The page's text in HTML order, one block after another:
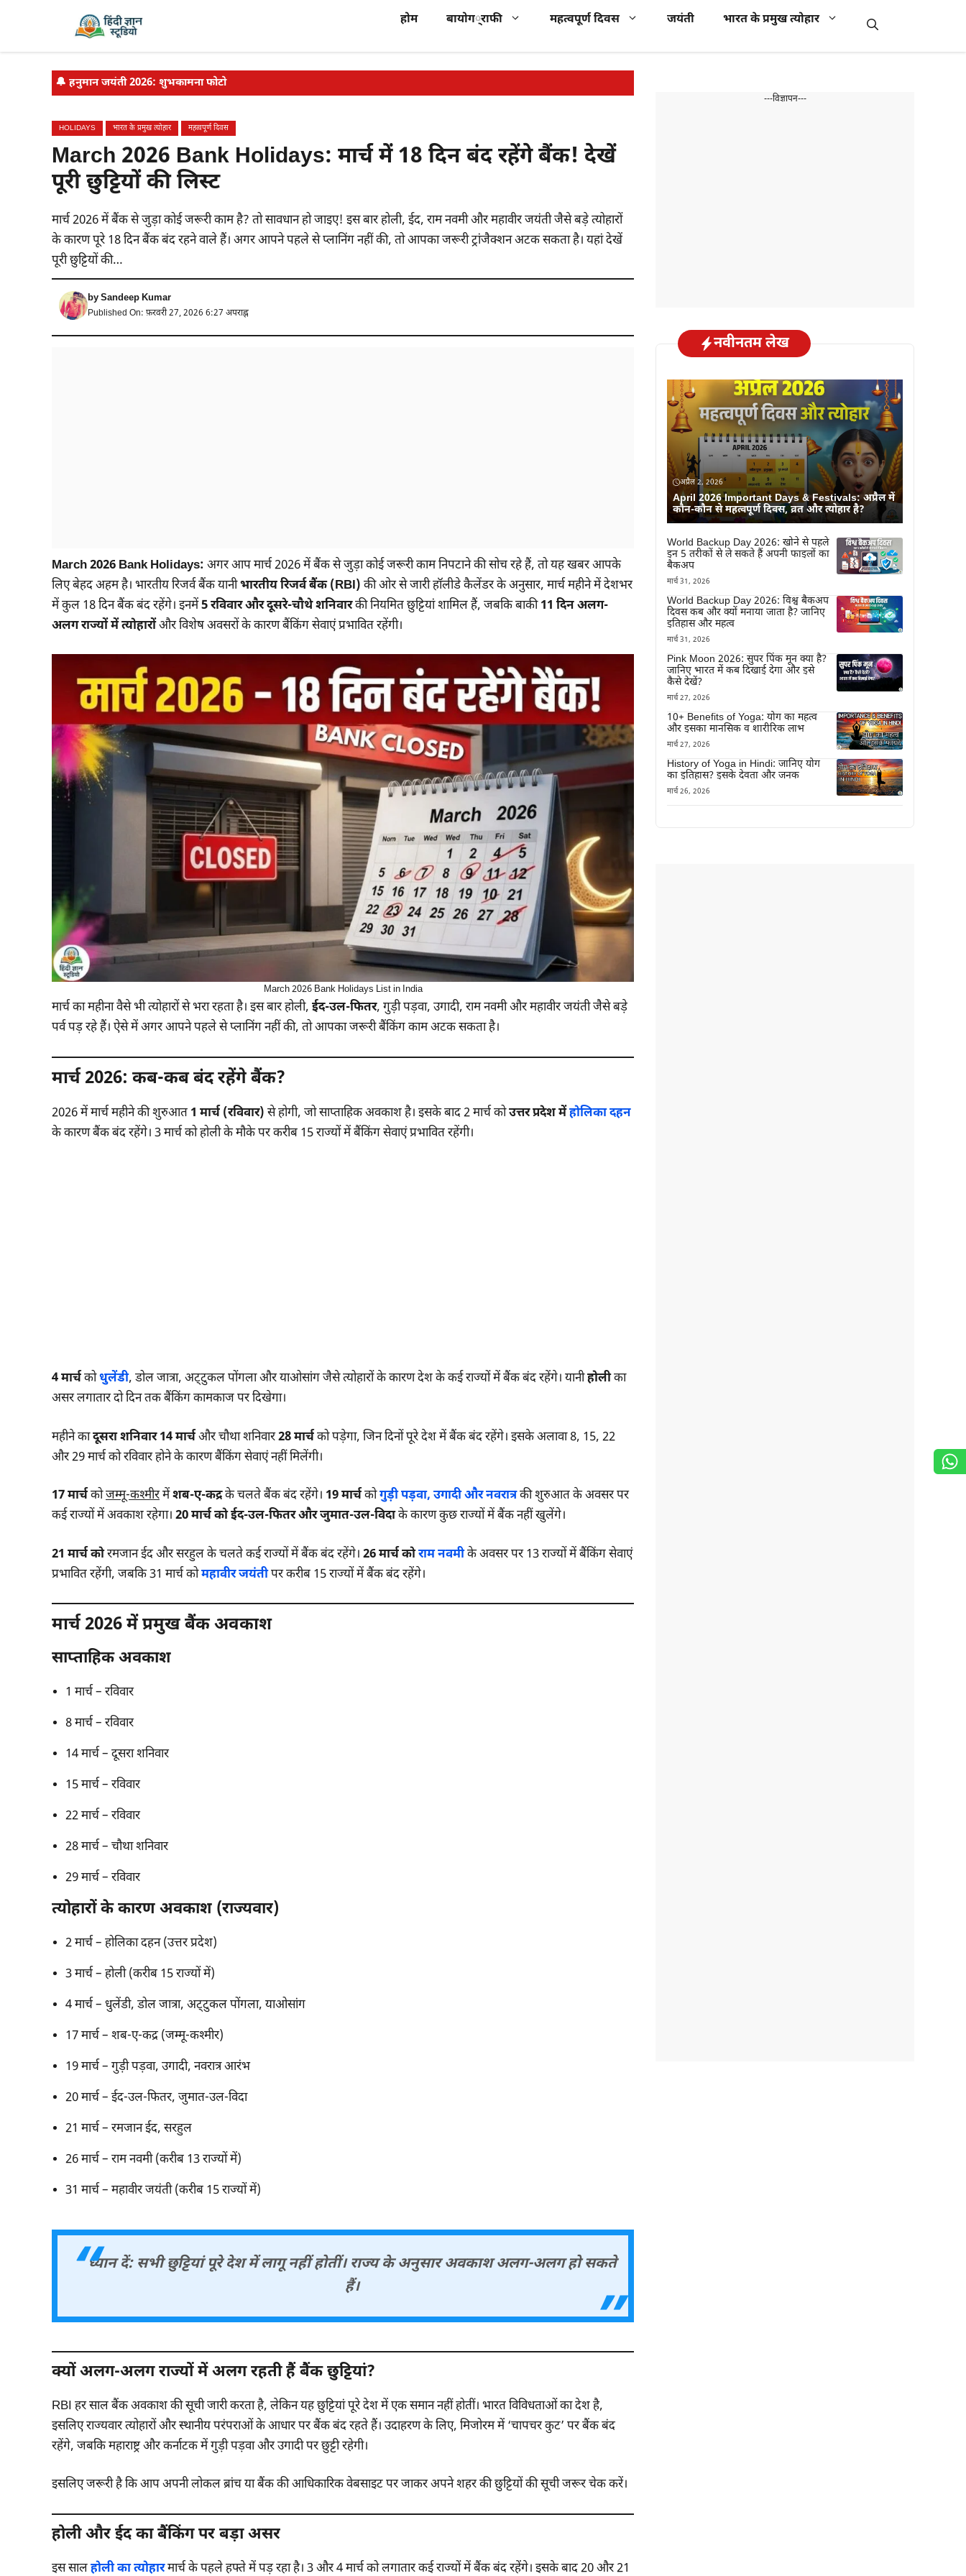
content
होम बायोग्राफी महत्वपूर्ण दिवस जयंती भारत के प्रमुख त्योहार
🔔 हनुमान जयंती 2026: शुभकामना फोटो
HOLIDAYS भारत के प्रमुख त्योहार महत्वपूर्ण दिवस
March 2026 Bank Holidays: मार्च में 18 दिन बंद रहेंगे बैंक! देखें
पूरी छुट्टियों की लिस्ट
मार्च 2026 में बैंक से जुड़ा कोई जरूरी काम है? तो सावधान हो जाइए! इस बार होली, ईद, राम नवमी और महावीर जयंती जैसे बड़े त्योहारों
के कारण पूरे 18 दिन बैंक बंद रहने वाले हैं। अगर आपने पहले से प्लानिंग नहीं की, तो आपका जरूरी ट्रांजैक्शन अटक सकता है। यहां देखें
पूरी छुट्टियों की…
bySandeep Kumar
Published On: फ़रवरी 27, 2026 6:27 अपराह्न
March 2026 Bank Holidays: अगर आप मार्च 2026 में बैंक से जुड़ा कोई जरूरी काम निपटाने की सोच रहे हैं, तो यह खबर आपके
लिए बेहद अहम है। भारतीय रिजर्व बैंक यानीभारतीय रिजर्व बैंक (RBI) की ओर से जारी हॉलीडे कैलेंडर के अनुसार, मार्च महीने में देशभर
में कुल 18 दिन बैंक बंद रहेंगे। इनमें5 रविवार और दूसरे-चौथे शनिवारकी नियमित छुट्टियां शामिल हैं, जबकि बाकी11 दिन अलग-
अलग राज्यों में त्योहारोंऔर विशेष अवसरों के कारण बैंकिंग सेवाएं प्रभावित रहेंगी।
March 2026 Bank Holidays List in India
मार्च का महीना वैसे भी त्योहारों से भरा रहता है। इस बार होली, ईद-उल-फितर, गुड़ी पड़वा, उगादी, राम नवमी और महावीर जयंती जैसे बड़े
पर्व पड़ रहे हैं। ऐसे में अगर आपने पहले से प्लानिंग नहीं की, तो आपका जरूरी बैंकिंग काम अटक सकता है।
मार्च 2026: कब-कब बंद रहेंगे बैंक?
2026 में मार्च महीने की शुरुआत 1 मार्च (रविवार) से होगी, जो साप्ताहिक अवकाश है। इसके बाद 2 मार्च कोउत्तर प्रदेश मेंहोलिका दहन
के कारण बैंक बंद रहेंगे। 3 मार्च को होली के मौके पर करीब 15 राज्यों में बैंकिंग सेवाएं प्रभावित रहेंगी।
4 मार्चकोधुलेंडी, डोल जात्रा, अट्टुकल पोंगला और याओसांग जैसे त्योहारों के कारण देश के कई राज्यों में बैंक बंद रहेंगे। यानीहोलीका
असर लगातार दो दिन तक बैंकिंग कामकाज पर दिखेगा।
महीने कादूसरा शनिवार 14 मार्चऔर चौथा शनिवार28 मार्चको पड़ेगा, जिन दिनों पूरे देश में बैंक बंद रहेंगे। इसके अलावा 8, 15, 22
और 29 मार्च को रविवार होने के कारण बैंकिंग सेवाएं नहीं मिलेंगी।
17 मार्चकोजम्मू-कश्मीरमेंशब-ए-कद्रके चलते बैंक बंद रहेंगे। 19 मार्चकोगुड़ी पड़वा, उगादी और नवरात्रकी शुरुआत के अवसर पर
कई राज्यों में अवकाश रहेगा। 20 मार्च को ईद-उल-फितर और जुमात-उल-विदाके कारण कुछ राज्यों में बैंक नहीं खुलेंगे।
21 मार्च कोरमजान ईद और सरहुल के चलते कई राज्यों में बैंक बंद रहेंगे। 26 मार्च कोराम नवमीके अवसर पर 13 राज्यों में बैंकिंग सेवाएं
प्रभावित रहेंगी, जबकि 31 मार्च कोमहावीर जयंतीपर करीब 15 राज्यों में बैंक बंद रहेंगे।
मार्च 2026 में प्रमुख बैंक अवकाश
साप्ताहिक अवकाश
1 मार्च – रविवार
8 मार्च – रविवार
14 मार्च – दूसरा शनिवार
15 मार्च – रविवार
22 मार्च – रविवार
28 मार्च – चौथा शनिवार
29 मार्च – रविवार
त्योहारों के कारण अवकाश (राज्यवार)
2 मार्च – होलिका दहन (उत्तर प्रदेश)
3 मार्च – होली (करीब 15 राज्यों में)
4 मार्च – धुलेंडी, डोल जात्रा, अट्टुकल पोंगला, याओसांग
17 मार्च – शब-ए-कद्र (जम्मू-कश्मीर)
19 मार्च – गुड़ी पड़वा, उगादी, नवरात्र आरंभ
20 मार्च – ईद-उल-फितर, जुमात-उल-विदा
21 मार्च – रमजान ईद, सरहुल
26 मार्च – राम नवमी (करीब 13 राज्यों में)
31 मार्च – महावीर जयंती (करीब 15 राज्यों में)
ध्यान दें: सभी छुट्टियां पूरे देश में लागू नहीं होतीं। राज्य के अनुसार अवकाश अलग-अलग हो सकते
हैं।
क्यों अलग-अलग राज्यों में अलग रहती हैं बैंक छुट्टियां?
RBI हर साल बैंक अवकाश की सूची जारी करता है, लेकिन यह छुट्टियां पूरे देश में एक समान नहीं होतीं। भारत विविधताओं का देश है,
इसलिए राज्यवार त्योहारों और स्थानीय परंपराओं के आधार पर बैंक बंद रहते हैं। उदाहरण के लिए, मिजोरम में ‘चापचर कुट’ पर बैंक बंद
रहेंगे, जबकि महाराष्ट्र और कर्नाटक में गुड़ी पड़वा और उगादी पर छुट्टी रहेगी।
इसलिए जरूरी है कि आप अपनी लोकल ब्रांच या बैंक की आधिकारिक वेबसाइट पर जाकर अपने शहर की छुट्टियों की सूची जरूर चेक करें।
होली और ईद का बैंकिंग पर बड़ा असर
इस सालहोली का त्योहारमार्च के पहले हफ्ते में पड़ रहा है। 3 और 4 मार्च को लगातार कई राज्यों में बैंक बंद रहेंगे। इसके बाद 20 और 21
---विज्ञापन---
नवीनतम लेख
अप्रैल 2, 2026
April 2026 Important Days & Festivals: अप्रैल में
कौन-कौन से महत्वपूर्ण दिवस, व्रत और त्योहार है?
World Backup Day 2026: खोने से पहले
इन 5 तरीकों से ले सकते हैं अपनी फाइलों का
बैकअप
मार्च 31, 2026
World Backup Day 2026: विश्व बैकअप
दिवस कब और क्यों मनाया जाता है? जानिए
इतिहास और महत्व
मार्च 31, 2026
Pink Moon 2026: सुपर पिंक मून क्या है?
जानिए भारत में कब दिखाई देगा और इसे
कैसे देखें?
मार्च 27, 2026
10+ Benefits of Yoga: योग का महत्व
और इसका मानसिक व शारीरिक लाभ
मार्च 27, 2026
History of Yoga in Hindi: जानिए योग
का इतिहास? इसके देवता और जनक
मार्च 26, 2026